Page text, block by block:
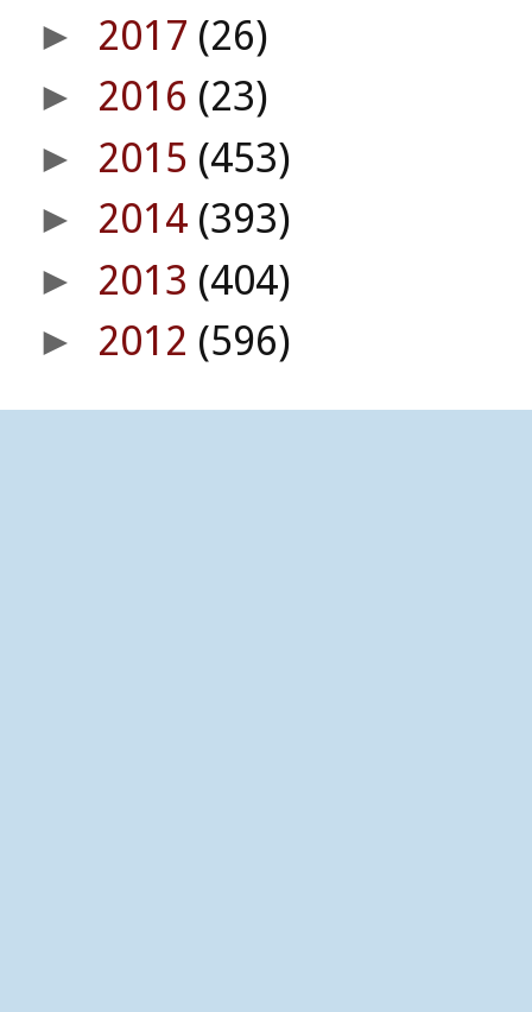
► 2017 (26)
► 2016 (23)
► 2015 (453)
► 2014 (393)
► 2013 (404)
► 2012 (596)